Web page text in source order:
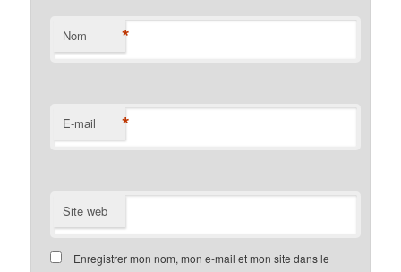
Nom *
E-mail *
Site web
Enregistrer mon nom, mon e-mail et mon site dans le